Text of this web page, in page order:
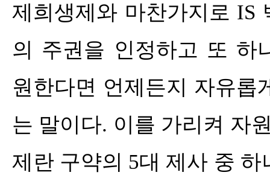
제희생제와 마찬가지로 IS
의 주권을 인정하고 또 하
원한다면 언제든지 자유롭
는 말이다. 이를 가리켜 자
제란 구약의 5대 제사 중 하